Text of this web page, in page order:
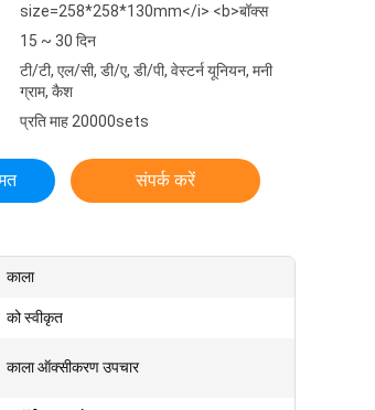
size=258*258*130mm</i> <b>बॉक्स
15 ~ 30 दिन
टी/टी, एल/सी, डी/ए, डी/पी, वेस्टर्न यूनियन, मनी
ग्राम, कैश
प्रति माह 20000sets
संपर्क करें
काला
को स्वीकृत
काला ऑक्सीकरण उपचार